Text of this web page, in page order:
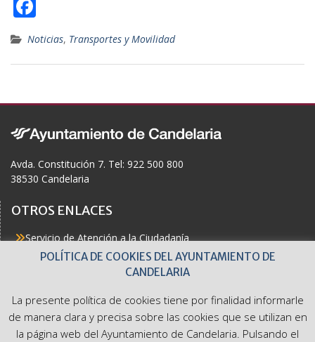
ac
e
b
o
k
Noticias, Transportes y Movilidad
Avda. Constitución 7. Tel: 922 500 800
38530 Candelaria
OTROS ENLACES
Servicio de Atención a la Ciudadanía
Actualidad
Buzón del Ciudadano
Accesibilidad
POLÍTICA DE COOKIES DEL AYUNTAMIENTO DE
CANDELARIA
La presente política de cookies tiene por finalidad informarle
de manera clara y precisa sobre las cookies que se utilizan en
la página web del Ayuntamiento de Candelaria. Pulsando el